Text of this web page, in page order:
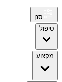
סנן
טיפול
מקצוע